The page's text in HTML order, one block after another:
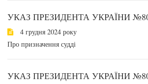
УКАЗ ПРЕЗИДЕНТА УКРАЇНИ
4 грудня 2024 року
Про призначення судді
УКАЗ ПРЕЗИДЕНТА УКРАЇНИ